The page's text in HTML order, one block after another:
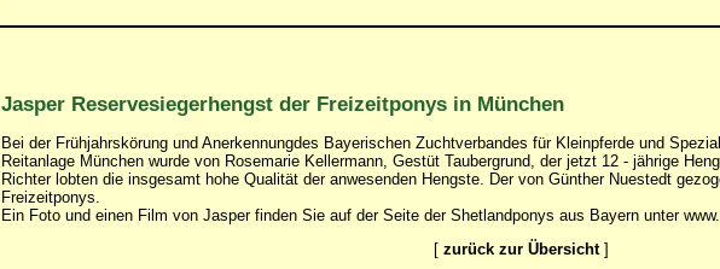
Jasper Reservesiegerhengst der Freizeitponys in München
Bei der Frühjahrskörung und Anerkennungdes Bayerischen Zuchtverbandes für Kleinpferde und
Reitanlage München wurde von Rosemarie Kellermann, Gestüt Taubergrund, der jetzt 12 - jährige
Richter lobten die insgesamt hohe Qualität der anwesenden Hengste. Der von Günther Nuestedt
Freizeitponys.
Ein Foto und einen Film von Jasper finden Sie auf der Seite der Shetlandponys aus Bayern unter
[ zurück zur Übersicht]